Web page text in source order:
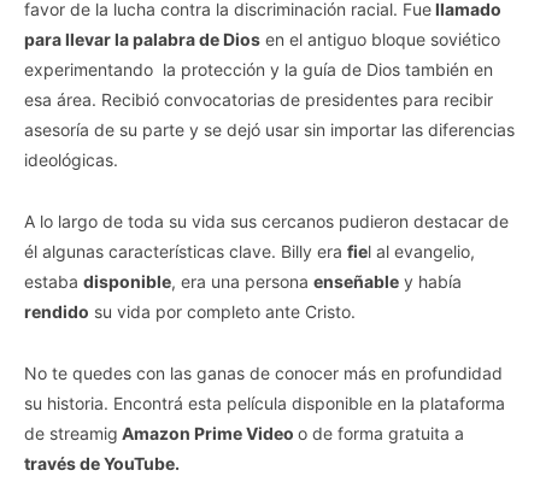
favor de la lucha contra la discriminación racial. Fuellamado
para llevar la palabra de Dios en el antiguo bloque soviético
experimentando la protección y la guía de Dios también en
esa área. Recibió convocatorias de presidentes para recibir
asesoría de su parte y se dejó usar sin importar las diferencias
ideológicas.
A lo largo de toda su vida sus cercanos pudieron destacar de
él algunas características clave. Billy era fiel al evangelio,
estaba disponible, era una persona enseñable y había
rendido su vida por completo ante Cristo.
No te quedes con las ganas de conocer más en profundidad
su historia. Encontrá esta película disponible en la plataforma
de streamig Amazon Prime Video o de forma gratuita a
través de YouTube.